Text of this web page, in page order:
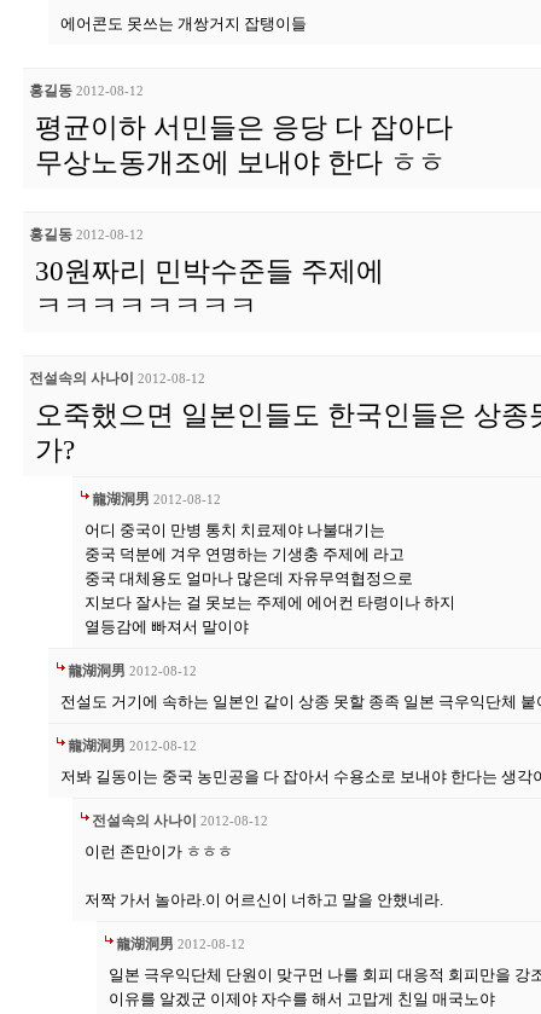
에어콘도 못쓰는 개쌍거지 잡탱이들
홍길동 2012-08-12
평균이하 서민들은 응당 다 잡아다
무상노동개조에 보내야 한다 ㅎㅎ
홍길동 2012-08-12
30원짜리 민박수준들 주제에
ㅋㅋㅋㅋㅋㅋㅋㅋ
전설속의 사나이 2012-08-12
오죽했으면 일본인들도 한국인들은 상종
가?
龍湖洞男 2012-08-12
어디 중국이 만병 통치 치료제야 나불대기는
중국 덕분에 겨우 연명하는 기생충 주제에 라고
중국 대체용도 얼마나 많은데 자유무역협정으로
지보다 잘사는 걸 못보는 주제에 에어컨 타령이나 하지
열등감에 빠져서 말이야
龍湖洞男 2012-08-12
전설도 거기에 속하는 일본인 같이 상종 못할 종족 일본 극우익단체
龍湖洞男 2012-08-12
저봐 길동이는 중국 농민공을 다 잡아서 수용소로 보내야 한다는 생각
전설속의 사나이 2012-08-12
이런 존만이가 ㅎㅎㅎ
저짝 가서 놀아라.이 어르신이 너하고 말을 안했네라.
龍湖洞男 2012-08-12
일본 극우익단체 단원이 맞구먼 나를 회피 대응적 회피만을 강
이유를 알겠군 이제야 자수를 해서 고맙게 친일 매국노야